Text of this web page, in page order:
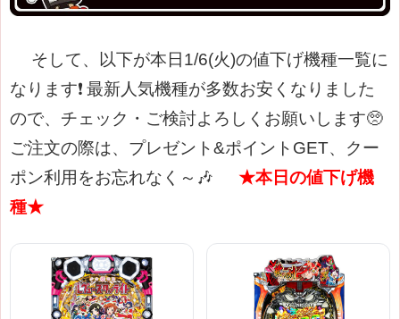
そして、以下が本日1/6(火)の値下げ機種一覧に
なります❗ 最新人気機種が多数お安くなりました
ので、チェック・ご検討よろしくお願いします🥺
ご注文の際は、プレゼント&ポイントGET、クー
ポン利用をお忘れなく～🎶
★本日の値下げ機
種★